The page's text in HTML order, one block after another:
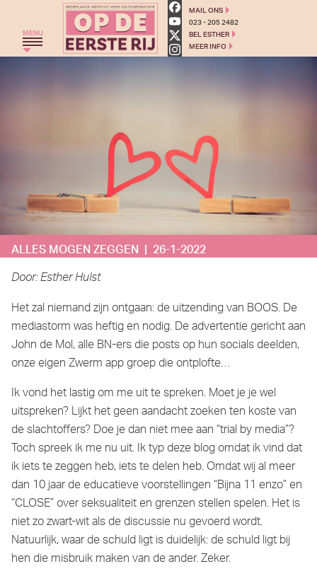
MENU
HOME
THEATERGROEP ZWERM
THEATERCHALLENGE
PRIMAIR ONDERWIJS
VOORTGEZET ONDERWIJS
AGENDA
BLOG
OVER ONS
MAIL ONS
023 - 205 2482
BEL ESTHER
MEER INFO
ALLES MOGEN ZEGGEN | 26-1-2022
Door: Esther Hulst
Het zal niemand zijn ontgaan: de uitzending van BOOS. De
mediastorm was heftig en nodig. De advertentie gericht aan
John de Mol, alle BN-ers die posts op hun socials deelden,
onze eigen Zwerm app groep die ontplofte…
Ik vond het lastig om me uit te spreken. Moet je je wel
uitspreken? Lijkt het geen aandacht zoeken ten koste van
de slachtoffers? Doe je dan niet mee aan “trial by media”?
Toch spreek ik me nu uit. Ik typ deze blog omdat ik vind dat
ik iets te zeggen heb, iets te delen heb. Omdat wij al meer
dan 10 jaar de educatieve voorstellingen “Bijna 11 enzo” en
“CLOSE” over seksualiteit en grenzen stellen spelen. Het is
niet zo zwart-wit als de discussie nu gevoerd wordt.
Natuurlijk, waar de schuld ligt is duidelijk: de schuld ligt bij
hen die misbruik maken van de ander. Zeker.